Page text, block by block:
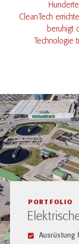
CleanTech
beruhigt
PORTFOLIO
Ausrüstung